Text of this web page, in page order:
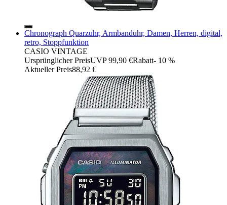
Chronograph Quarzuhr, Armbanduhr, Damen, Herren, digital,
retro, Stoppfunktion
CASIO VINTAGE
Ursprünglicher PreisUVP 99,90 €Rabatt- 10 %
Aktueller Preis88,92 €